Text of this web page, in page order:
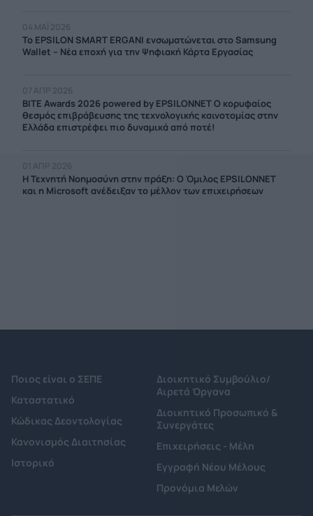
04 ΜΑΪ́ 2026
Το EPSILON SMART ERGANI ενσωματώνεται στο Samsung
Wallet – Νέα εποχή για την Ψηφιακή Κάρτα Εργασίας
07 ΑΠΡ 2026
BITE Awards 2026 powered by EPSILONNET Ο κορυφαίος
θεσμός επιβράβευσης της τεχνολογικής καινοτομίας στην
Ελλάδα επιστρέφει πιο δυναμικά από ποτέ!
01 ΑΠΡ 2026
Η Τεχνητή Νοημοσύνη στην πράξη: Ο Όμιλος EPSILONNET
και η Microsoft ανέδειξαν το μέλλον των επιχειρήσεων
Ποιος είναι ο ΣΕΠΕ
Καταστατικό
Κώδικας Δεοντολογίας
Κανονισμός Διαιτησίας
Ιστορικό
Διοικητικό Συμβούλιο/
Αιρετά Όργανα
Διοικητικό Προσωπικό &
Συνεργάτες
Επιχειρήσεις - Μέλη
Εγγραφή Νέου Μέλους
Προνόμια Μελών